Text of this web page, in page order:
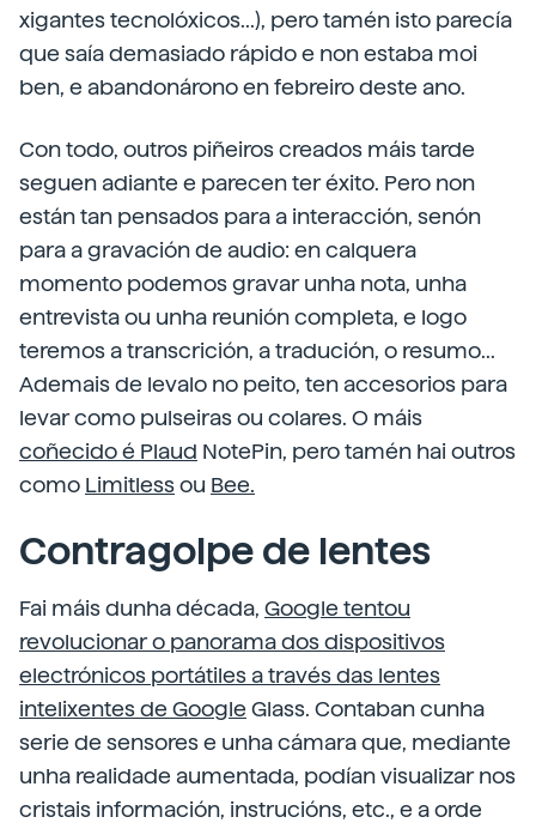
xigantes tecnolóxicos...), pero tamén isto parecía
que saía demasiado rápido e non estaba moi
ben, e abandonárono en febreiro deste ano.
Con todo, outros piñeiros creados máis tarde
seguen adiante e parecen ter éxito. Pero non
están tan pensados para a interacción, senón
para a gravación de audio: en calquera
momento podemos gravar unha nota, unha
entrevista ou unha reunión completa, e logo
teremos a transcrición, a tradución, o resumo...
Ademais de levalo no peito, ten accesorios para
levar como pulseiras ou colares. O máis
coñecido é Plaud NotePin, pero tamén hai outros
como Limitlessou Bee.
Contragolpe de lentes
Fai máis dunha década, Google tentou
revolucionar o panorama dos dispositivos
electrónicos portátiles a través das lentes
intelixentes de Google Glass. Contaban cunha
serie de sensores e unha cámara que, mediante
unha realidade aumentada, podían visualizar nos
cristais información, instrucións, etc., e a orde